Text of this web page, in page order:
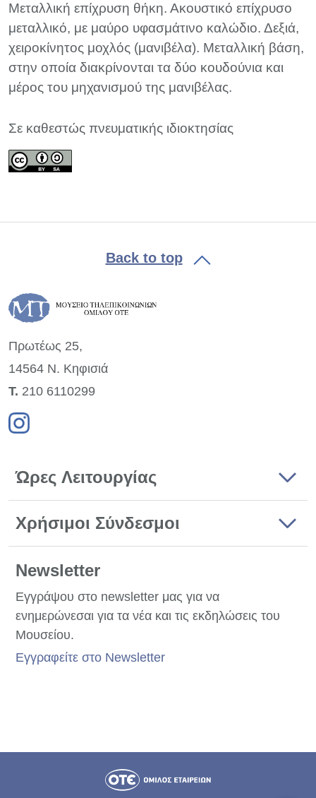
Μεταλλική επίχρυση θήκη. Ακουστικό επίχρυσο
μεταλλικό, με μαύρο υφασμάτινο καλώδιο. Δεξιά,
χειροκίνητος μοχλός (μανιβέλα). Μεταλλική βάση,
στην οποία διακρίνονται τα δύο κουδούνια και
μέρος του μηχανισμού της μανιβέλας.
Σε καθεστώς πνευματικής ιδιοκτησίας
Back to top
Πρωτέως 25,
14564 Ν. Κηφισιά
Τ. 210 6110299
Ώρες Λειτουργίας
Χρήσιμοι Σύνδεσμοι
Newsletter
Εγγράψου στο newsletter μας για να
ενημερώνεσαι για τα νέα και τις εκδηλώσεις του
Μουσείου.
Εγγραφείτε στο Newsletter